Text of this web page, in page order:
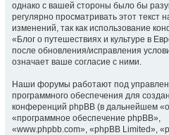
однако с вашей стороны было бы
регулярно просматривать этот текст
изменений, так как использование
«Блог о путешествиях и культуре в
после обновления/исправления
означает ваше согласие с ними.
Наши форумы работают под
программного обеспечения для
конференций phpBB (в дальнейшем
«программное обеспечение phpBB»,
«www.phpbb.com», «phpBB Limited»,